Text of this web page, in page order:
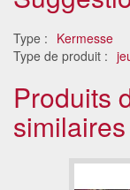
Type : Kermesse
Type de produit :
Produits
similaires